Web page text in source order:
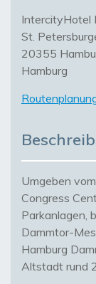
IntercityHotel
St.
20355
Hamburg
Umgeben
Congress
Parkanlagen,
Dammtor-
Hamburg
Altstadt rund